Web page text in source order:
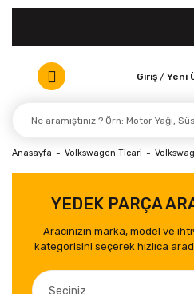
Giriş / Yeni
Anasayfa Volkswagen Ticari
YEDEK PARÇA
Aracınızın marka, model ve
kategorisini seçerek hızlıca